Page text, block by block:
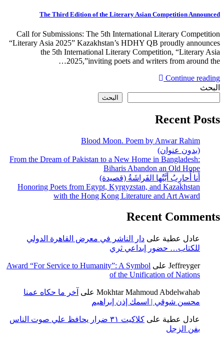
The Third Edition of the Literary Asian Competition Announced
Call for Submissions: The 5th International Literary Competition
“Literary Asia 2025” Kazakhstan’s HDHY QB proudly announces
the 5th International Literary Competition, “Literary Asia
2025,”inviting poets and writers from around the…
Continue reading
البحث
البحث
Recent Posts
Blood Moon. Poem by Anwar Rahim
(بدون عنوان)
From the Dream of Pakistan to a New Home in Bangladesh:
Biharis Abandon an Old Hope
أَنا أُحارِبُ أَيَّتُها الفَراشَةُ (قصيدة)
Honoring Poets from Egypt, Kyrgyzstan, and Kazakhstan
with the Hong Kong Literature and Art Award
Recent Comments
عادل عطية على دار الناشر في معرض القاهرة الدولي
للكتاب… حضور إبداعي ثري
Jeffreyger على Award “For Service to Humanity”: A Symbol
of the Unification of Nations
Mokhtar Mahmoud Abdelwahab على آخر ما حكاه عمنا
محسن شوقي | اسمك إذن إبراهيم
عادل عطية على
كلاكيت ٣١ ضرار يحافظ علي صوت الناس
بفن الزجل